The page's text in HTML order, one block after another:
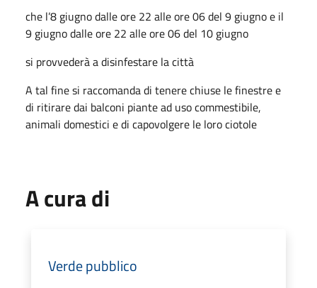
che l’8 giugno dalle ore 22 alle ore 06 del 9 giugno e il
9 giugno dalle ore 22 alle ore 06 del 10 giugno
si provvederà a disinfestare la città
A tal fine si raccomanda di tenere chiuse le finestre e
di ritirare dai balconi piante ad uso commestibile,
animali domestici e di capovolgere le loro ciotole
A cura di
Verde pubblico